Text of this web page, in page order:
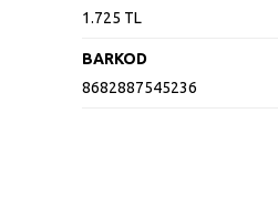
1.725 TL
BARKOD
8682887545236